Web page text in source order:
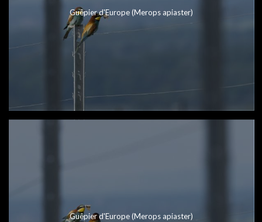
Guêpier d'Europe (Merops apiaster)
Guêpier d'Europe (Merops apiaster)